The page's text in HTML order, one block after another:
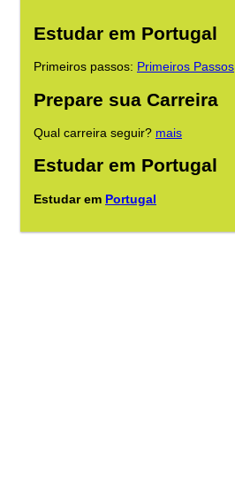
Estudar em Portugal
Primeiros passos: Primeiros Passos
Prepare sua Carreira
Qual carreira seguir? mais
Estudar em Portugal
Estudar em Portugal